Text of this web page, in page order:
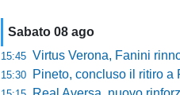
Sabato 08 ago
15:45 Virtus Verona, Fanini rinnova ed è il
15:30 Pineto, concluso il ritiro a